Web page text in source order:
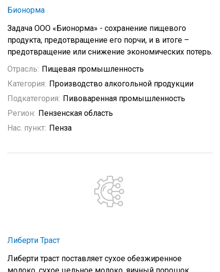
Бионорма
Задача ООО «Бионорма» - сохранение пищевого
продукта, предотвращение его порчи, и в итоге –
предотвращение или снижение экономических потерь.
Отрасль: Пищевая промышленность
Категория: Производство алкогольной продукции
Подкатегория: Пивоваренная промышленность
Регион: Пензенская область
Нас. пункт: Пенза
Либерти Траст
Либерти траст поставляет сухое обезжиренное